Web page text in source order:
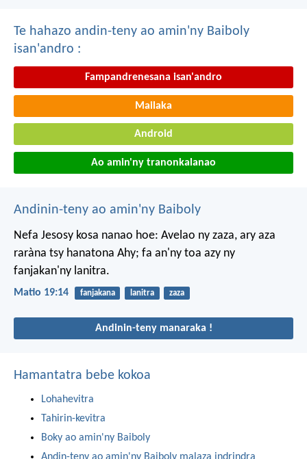
Te hahazo andin-teny ao amin'ny Baiboly
isan'andro :
Fampandrenesana isan'andro
Mailaka
Android
Ao amin'ny tranonkalanao
Andinin-teny ao amin'ny Baiboly
Nefa Jesosy kosa nanao hoe: Avelao ny zaza, ary aza
raràna tsy hanatona Ahy; fa an'ny toa azy ny
fanjakan'ny lanitra.
Matio 19:14 fanjakana lanitra zaza
Andinin-teny manaraka !
Hamantatra bebe kokoa
Lohahevitra
Tahirin-kevitra
Boky ao amin'ny Baiboly